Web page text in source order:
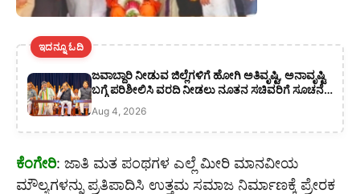
ಇದನ್ನೂ ಓದಿ
ಜವಾಬ್ದಾರಿ ನೀಡುವ ಜಿಲ್ಲೆಗಳಿಗೆ ಹೋಗಿ ಅತಿವೃಷ್ಟಿ, ಅನಾವೃಷ್ಟಿ
ಬಗ್ಗೆ ಪರಿಶೀಲಿಸಿ ವರದಿ ನೀಡಲು ನೂತನ ಸಚಿವರಿಗೆ ಸೂಚನೆ:
Aug 4, 2026
ಕೆಂಗೇರಿ: ಜಾತಿ ಮತ ಪಂಥಗಳ ಎಲ್ಲೆ ಮೀರಿ ಮಾನವೀಯ
ಮೌಲ್ಯಗಳನ್ನು ಪ್ರತಿಪಾದಿಸಿ ಉತ್ತಮ ಸಮಾಜ ನಿರ್ಮಾಣಕ್ಕೆ ಪ್ರೇರಕ